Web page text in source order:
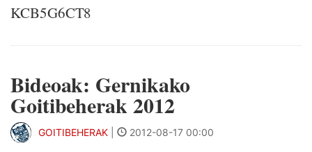
KCB5G6CT8
Bideoak: Gernikako
Goitibeherak 2012
GOITIBEHERAK 2012-08-17 00:00